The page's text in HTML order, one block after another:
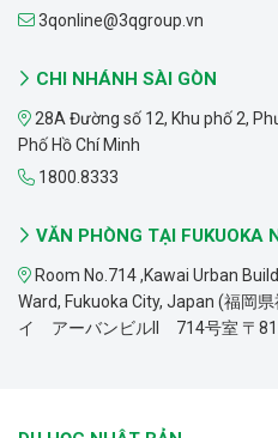
3qonline@3qgroup.vn
CHI NHÁNH SÀI GÒN
28A Đường số 12, Khu phố 2,
Phố Hồ Chí Minh
1800.8333
VĂN PHÒNG TẠI FUKUOKA
Room No.714 ,Kawai Urban
Ward, Fukuoka City, Japan (福岡
イ アーバンビルII 714号室 〒